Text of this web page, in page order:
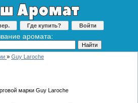
Где купить? Войти
аромата:
» Guy Laroche
марки Guy Laroche